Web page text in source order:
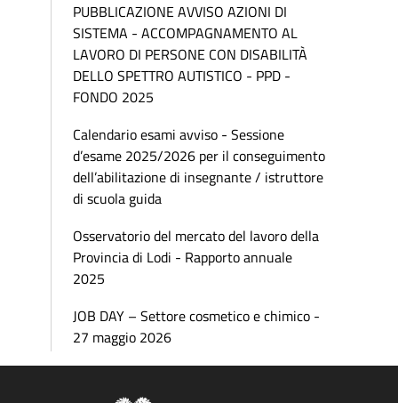
PUBBLICAZIONE AVVISO AZIONI DI
SISTEMA - ACCOMPAGNAMENTO AL
LAVORO DI PERSONE CON DISABILITÀ
DELLO SPETTRO AUTISTICO - PPD -
FONDO 2025
Calendario esami avviso - Sessione
d’esame 2025/2026 per il conseguimento
dell’abilitazione di insegnante / istruttore
di scuola guida
Osservatorio del mercato del lavoro della
Provincia di Lodi - Rapporto annuale
2025
JOB DAY – Settore cosmetico e chimico -
27 maggio 2026